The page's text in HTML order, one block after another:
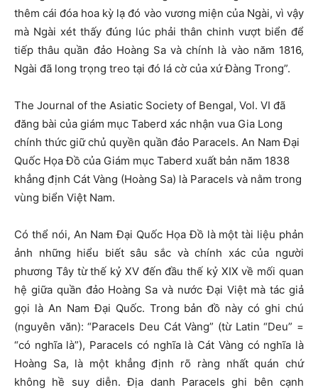
thêm cái đóa hoa kỳ lạ đó vào vương miện của Ngài, vì vậy
mà Ngài xét thấy đúng lúc phải thân chinh vượt biển để
tiếp thâu quần đảo Hoàng Sa và chính là vào năm 1816,
Ngài đã long trọng treo tại đó lá cờ của xứ Đàng Trong”.
The Journal of the Asiatic Society of Bengal, Vol. VI đã
đăng bài của giám mục Taberd xác nhận vua Gia Long
chính thức giữ chủ quyền quần đảo Paracels. An Nam Đại
Quốc Họa Đồ của Giám mục Taberd xuất bản năm 1838
khẳng định Cát Vàng (Hoàng Sa) là Paracels và nằm trong
vùng biển Việt Nam.
Có thể nói, An Nam Đại Quốc Họa Đồ là một tài liệu phản
ảnh những hiểu biết sâu sắc và chính xác của người
phương Tây từ thế kỷ XV đến đầu thế kỷ XIX về mối quan
hệ giữa quần đảo Hoàng Sa và nước Đại Việt mà tác giả
gọi là An Nam Đại Quốc. Trong bản đồ này có ghi chú
(nguyên văn): “Paracels Deu Cát Vàng” (từ Latin “Deu” =
“có nghĩa là”), Paracels có nghĩa là Cát Vàng có nghĩa là
Hoàng Sa, là một khẳng định rõ ràng nhất quán chứ
không hề suy diễn. Địa danh Paracels ghi bên cạnh